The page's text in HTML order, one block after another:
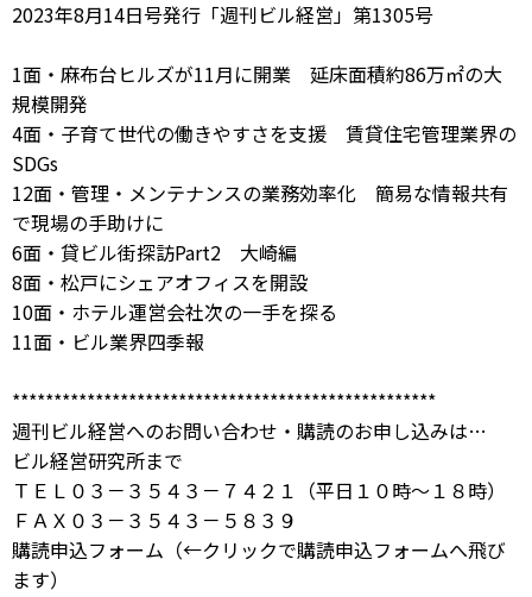
2023年8月14日号発行「週刊ビル経営」第1305号
1面・麻布台ヒルズが11月に開業 延床面積約86万㎡の大
規模開発
4面・子育て世代の働きやすさを支援 賃貸住宅管理業界の
SDGs
12面・管理・メンテナンスの業務効率化 簡易な情報共有
で現場の手助けに
6面・貸ビル街探訪Part2 大崎編
8面・松戸にシェアオフィスを開設
10面・ホテル運営会社次の一手を探る
11面・ビル業界四季報
***************************************************
週刊ビル経営へのお問い合わせ・購読のお申し込みは…
ビル経営研究所まで
ＴＥＬ０３－３５４３－７４２１（平日１０時～１８時）
ＦＡＸ０３－３５４３－５８３９
購読申込フォーム （←クリックで購読申込フォームへ飛び
ます）